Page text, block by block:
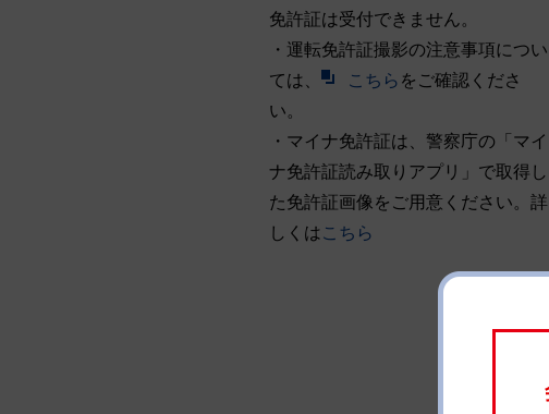
免許証は受付できません。
・運転免許証撮影の注意事項につい
ては、
こちら をご確認くださ
い。
・マイナ免許証は、警察庁の「マイ
ナ免許証読み取りアプリ」で取得し
た免許証画像をご用意ください。詳
しくは こちら